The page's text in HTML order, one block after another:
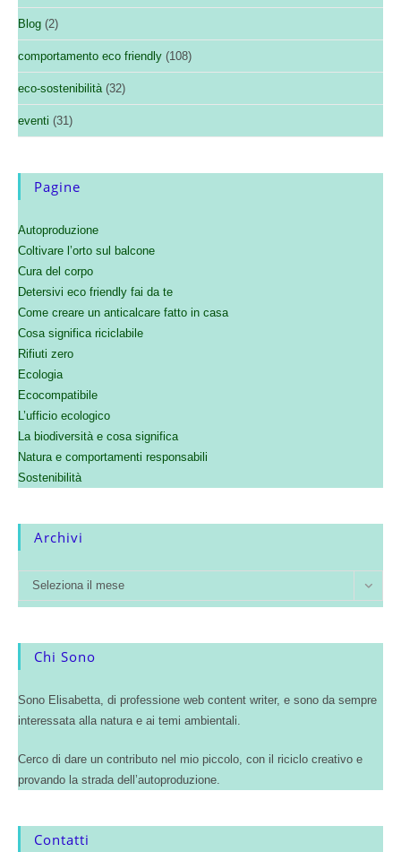
Blog (2)
comportamento eco friendly (108)
eco-sostenibilità (32)
eventi (31)
Pagine
Autoproduzione
Coltivare l’orto sul balcone
Cura del corpo
Detersivi eco friendly fai da te
Come creare un anticalcare fatto in casa
Cosa significa riciclabile
Rifiuti zero
Ecologia
Ecocompatibile
L’ufficio ecologico
La biodiversità e cosa significa
Natura e comportamenti responsabili
Sostenibilità
Archivi
Seleziona il mese
Chi Sono
Sono Elisabetta, di professione web content writer, e sono da sempre
interessata alla natura e ai temi ambientali.
Cerco di dare un contributo nel mio piccolo, con il riciclo creativo e
provando la strada dell’autoproduzione.
Contatti